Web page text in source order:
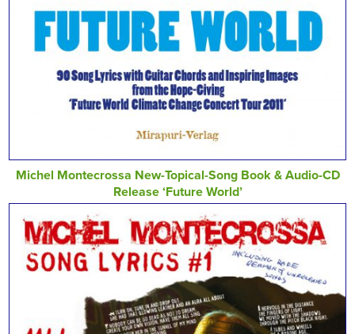
Michel Montecrossa New-Topical-Song Book & Audio-CD
Release ‘Future World’